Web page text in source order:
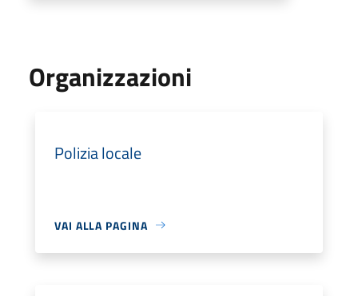
Organizzazioni
Polizia locale
VAI ALLA PAGINA